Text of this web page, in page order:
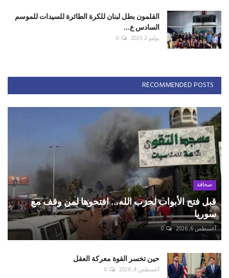
القلمون بطل لبنان للكرة الطائرة للسيدات للموسم
السادس ع...
يوليو 3, 2025 0
RECOMMENDED POSTS
صحافة
قبل فتح الأبواب لحزب الله... افتحوها لمن وقف مع
سوريا
أغسطس 6, 2026 0
حين تخسر القوة معركة العقل
أغسطس 4, 2026 0